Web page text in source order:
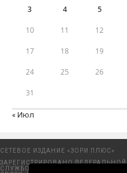
3 4 5
10 11 12
17 18 19
24 25 26
31
« Июл
СЕТЕВОЕ ИЗДАНИЕ «ЗОРИ ПЛЮС»
ЗАРЕГИСТРИРОВАНО ФЕДЕРАЛЬНОЙ
СЛУЖБОЙ ПО НАДЗОРУ В СФЕРЕ